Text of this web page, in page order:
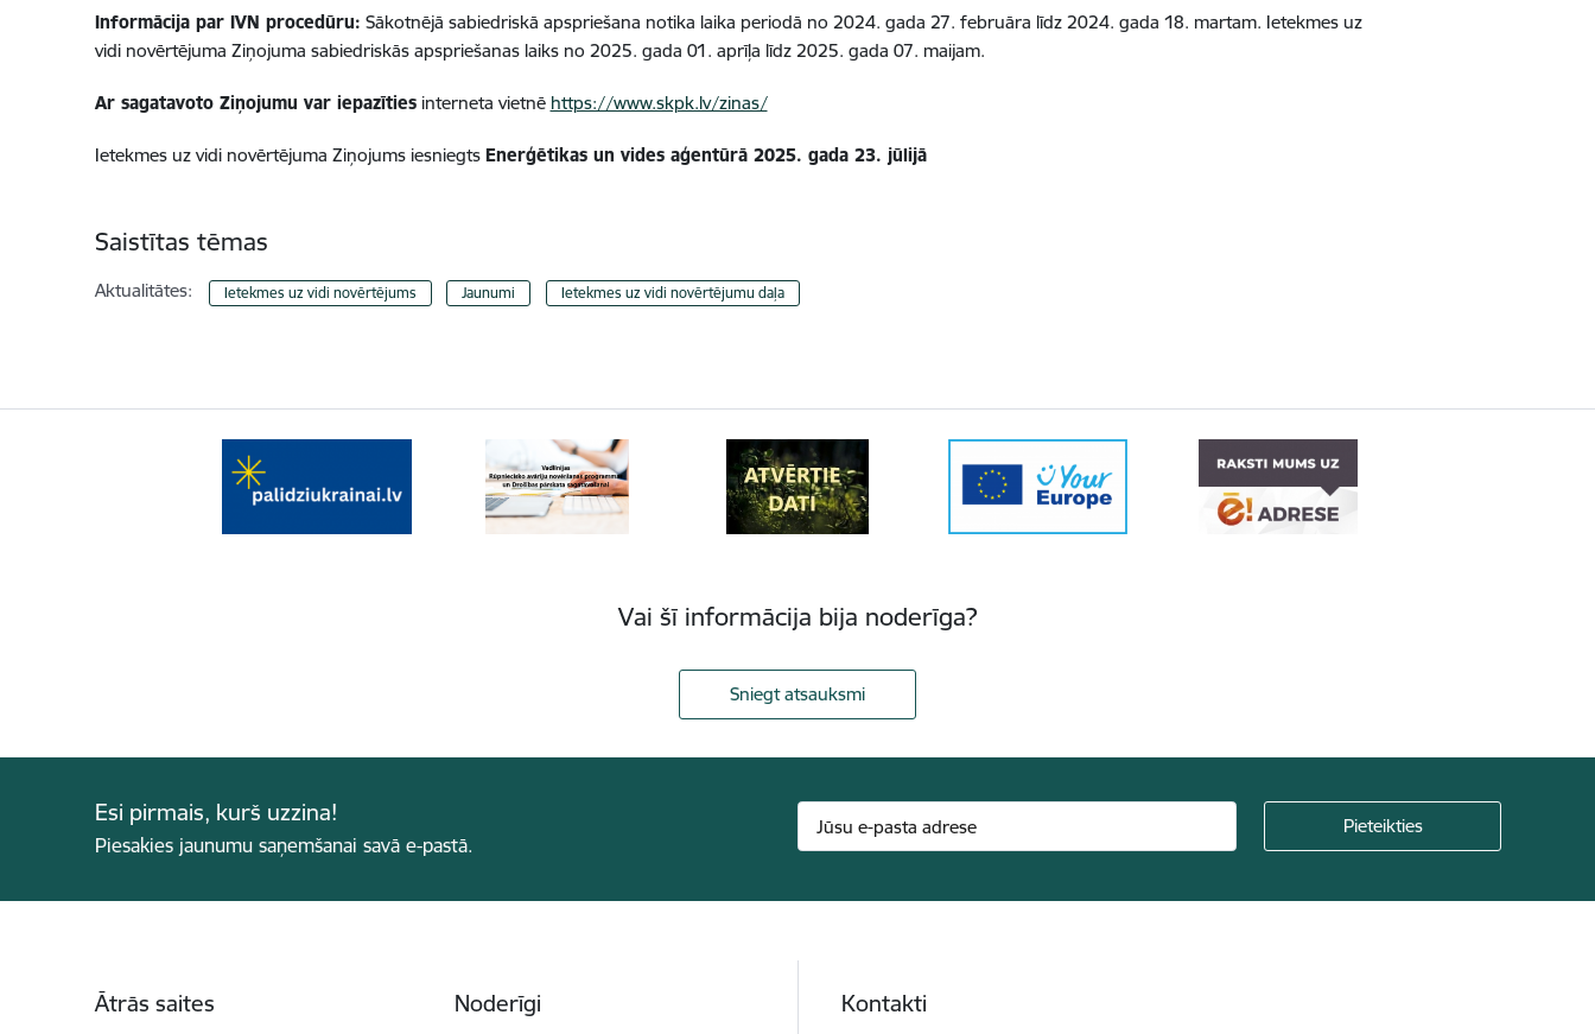
Informācija par IVN procedūru: Sākotnējā sabiedriskā apspriešana notika laika periodā no 2024. gada 27. februāra līdz 2024. gada 18. martam. Ietekmes uz
vidi novērtējuma Ziņojuma sabiedriskās apspriešanas laiks no 2025. gada 01. aprīļa līdz 2025. gada 07. maijam.
Ar sagatavoto Ziņojumu var iepazītiesinterneta vietnē https://www.skpk.lv/zinas/
Ietekmes uz vidi novērtējuma Ziņojums iesniegts Enerģētikas un vides aģentūrā 2025. gada 23. jūlijā
Saistītas tēmas
Aktualitātes: Ietekmes uz vidi novērtējums Jaunumi Ietekmes uz vidi novērtējumu daļa
Vai šī informācija bija noderīga?
Sniegt atsauksmi
Esi pirmais, kurš uzzina!
Piesakies jaunumu saņemšanai savā e-pastā.
Ātrās saites Noderīgi Kontakti